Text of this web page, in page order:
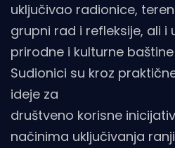
uključivao radionice,
grupni rad i refleksije, ali i
prirodne i kulturne
Sudionici su kroz
ideje za
društveno korisne
načinima uključivanja